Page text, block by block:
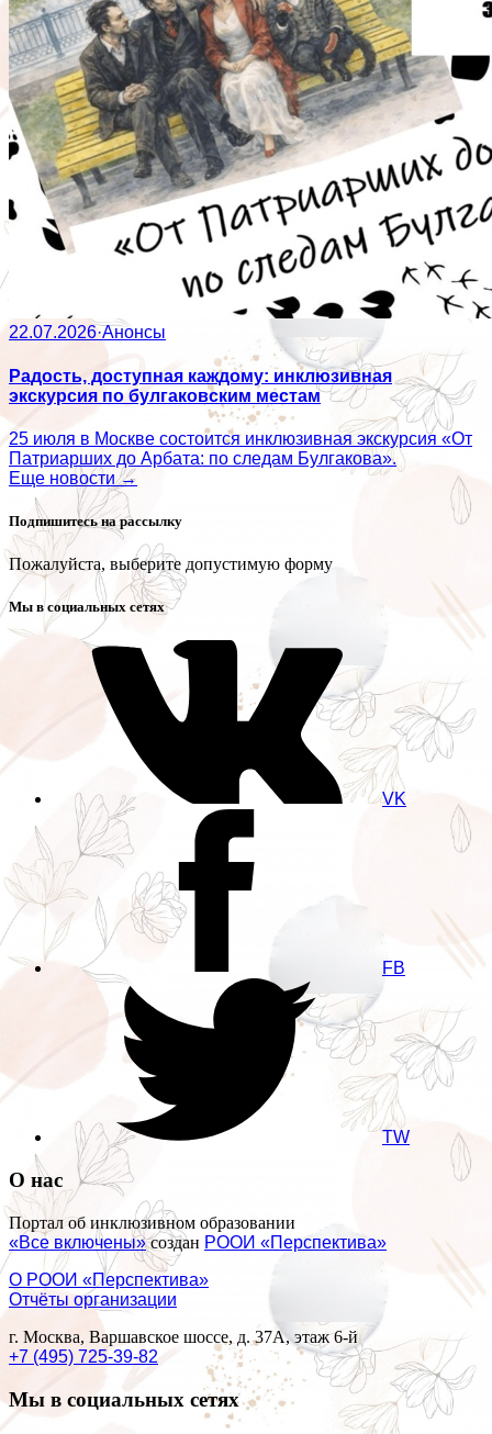
22.07.2026·Анонсы
Радость, доступная каждому: инклюзивная
экскурсия по булгаковским местам
25 июля в Москве состоится инклюзивная экскурсия «От
Патриарших до Арбата: по следам Булгакова».
Еще новости →
Подпишитесь на рассылку
Пожалуйста, выберите допустимую форму
Мы в социальных сетях
VK
FB
TW
О нас
Портал об инклюзивном образовании
«Все включены»создан РООИ «Перспектива»
О РООИ «Перспектива»
Отчёты организации
г. Москва, Варшавское шоссе, д. 37А, этаж 6-й
+7 (495) 725-39-82
Мы в социальных сетях